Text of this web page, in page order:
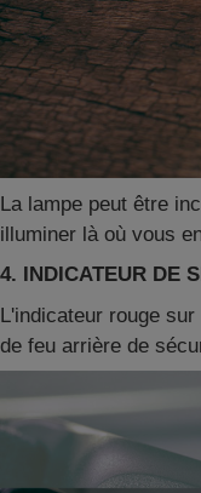
La lampe peut être
illuminer là où vous
4. INDICATEUR DE
L'indicateur rouge
de feu arrière de